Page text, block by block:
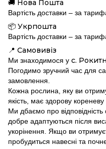
🚚 Нова Пошта
Вартість доставки – за
📦 Укрпошта
Вартість доставки – за
📍 Самовивіз
Ми знаходимося у с.
Погодимо зручний час для
замовлення.
Кожна рослина, яку ви
якість, має здорову кореневу
Ми дбаємо про
добре адаптуються після
укорінення. Якщо ви
пробудиться навесні та почне